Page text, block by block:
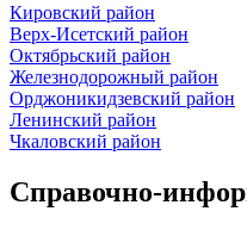
Кировский район
Верх-Исетский район
Октябрьский район
Железнодорожный район
Орджоникидзевский район
Ленинский район
Чкаловский район
Справочно-